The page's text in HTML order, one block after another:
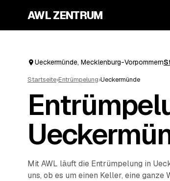
AWL ZENTRUM
Ueckermünde, Mecklenburg-Vorpommern
Startseite›Entrümpelung›Ueckermünde
Mit AWL läuft die Entrümpelung in
uns, ob es um einen Keller, eine ganze